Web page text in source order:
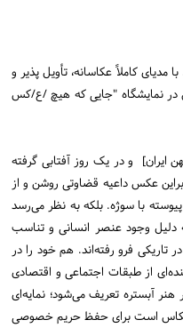
کاملاً عکاسانه، تأویل پذیر و
در نمایشگاه "جایی که هیچ /ع/کس
ایران] و در یک روز آفتابی گرفته
عکس داعیه قضاوتی روشن و از
با سوژه. بلکه به نظر می‌رسد
وجود عنصر انسانی و تناسب
فرو رفته‌اند. هم خود را در
از طبقات اجتماعی و اقتصادی
آبستره تعریف می‌شود؛ نمایه‌ای
عکاس است برای حفظ حریم خصوصی